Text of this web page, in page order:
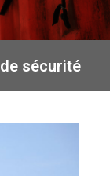
sécurité